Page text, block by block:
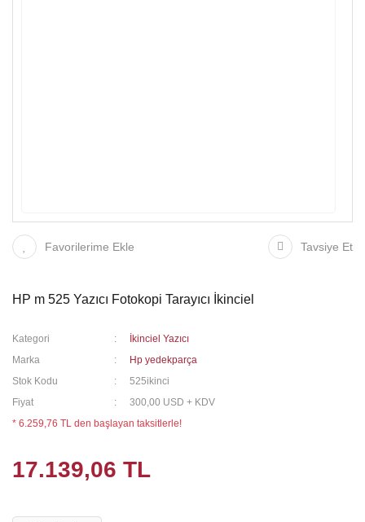
Favorilerime Ekle Tavsiye Et
HP m 525 Yazıcı Fotokopi Tarayıcı İkinciel
Kategori
İkinciel Yazıcı
Marka
Hp yedekparça
Stok Kodu
525ikinci
Fiyat
300,00 USD + KDV
* 6.259,76 TL den başlayan taksitlerle!
17.139,06 TL